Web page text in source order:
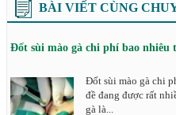
BÀI VIẾT CÙNG
Đốt sùi mào gà chi phí bao nhiêu
Đốt sùi mào gà chi
đề đang được rất
gà là...